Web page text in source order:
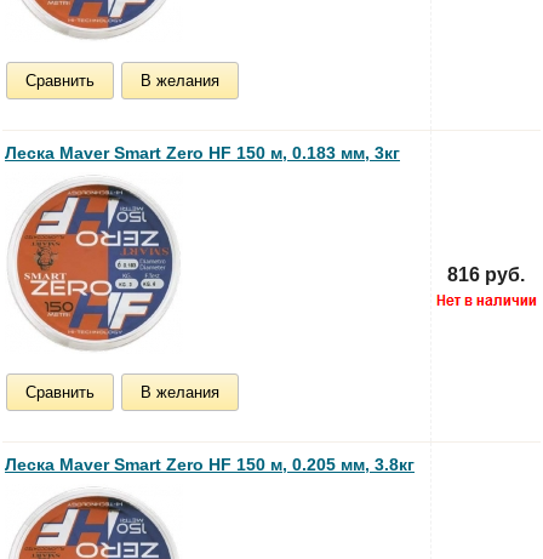
Сравнить В желания
Леска Maver Smart Zero HF 150 м, 0.183 мм, 3кг
Сравнить В желания
816 руб.
Леска Maver Smart Zero HF 150 м, 0.205 мм, 3.8кг